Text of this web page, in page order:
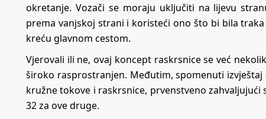
okretanje. Vozači se moraju uključiti na lijevu
prema vanjskoj strani i koristeći ono što bi bila
kreću glavnom cestom.
Vjerovali ili ne, ovaj koncept raskrsnice se već
široko rasprostranjen. Međutim, spomenuti
kružne tokove i raskrsnice, prvenstveno
32 za ove druge.